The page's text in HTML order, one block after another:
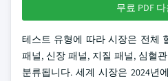
무료 PDF
테스트 유형에 따라 시장은 전체
패널, 신장 패널, 지질 패널, 심혈
분류됩니다. 세계 시장은 2024년